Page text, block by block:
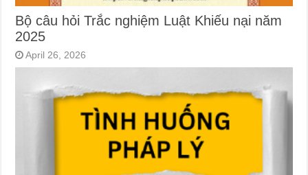
Bộ câu hỏi Trắc nghiệm Luật Khiếu nại năm
2025
April 26, 2026